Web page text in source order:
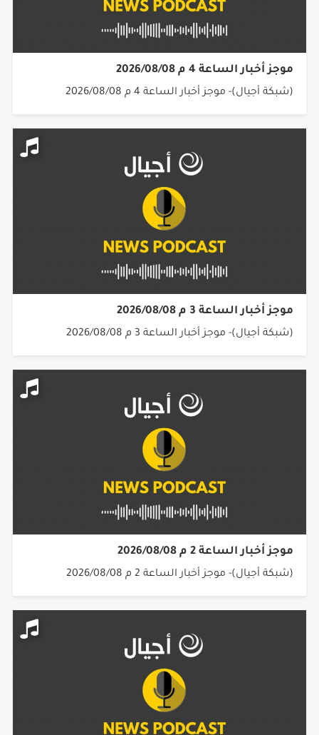
موجز أخبار الساعة 4 م 2026/08/08
(شبكة أجيال)- موجز أخبار الساعة 4 م 2026/08/08
موجز أخبار الساعة 3 م 2026/08/08
(شبكة أجيال)- موجز أخبار الساعة 3 م 2026/08/08
موجز أخبار الساعة 2 م 2026/08/08
(شبكة أجيال)- موجز أخبار الساعة 2 م 2026/08/08